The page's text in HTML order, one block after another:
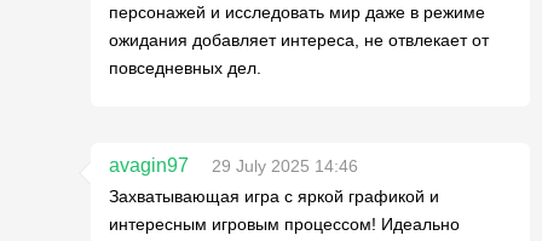
персонажей и исследовать мир даже в режиме
ожидания добавляет интереса, не отвлекает от
повседневных дел.
avagin97
29 July 2025 14:46
Захватывающая игра с яркой графикой и
интересным игровым процессом! Идеально